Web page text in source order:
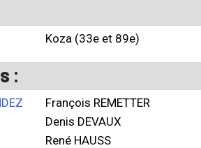
Koza (33e et 89e)
:
François REMETTER
Denis DEVAUX
René HAUSS